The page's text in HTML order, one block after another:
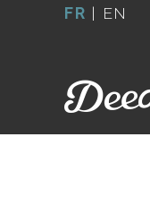
FR | EN